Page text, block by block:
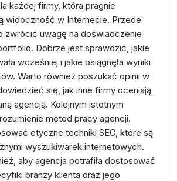
każdej firmy, która pragnie
widoczność w Internecie. Przede
zwrócić uwagę na doświadczenie
Dobrze jest sprawdzić, jakie
wcześniej i jakie osiągnęła wyniki
Warto również poszukać opinii w
się, jak inne firmy oceniają
agencją. Kolejnym istotnym
metod pracy agencji.
etyczne techniki SEO, które są
wyszukiwarek internetowych.
aby agencja potrafiła dostosować
branży klienta oraz jego